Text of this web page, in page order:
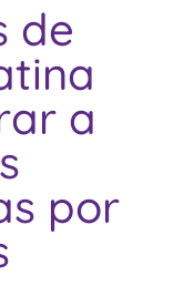
de
a
por